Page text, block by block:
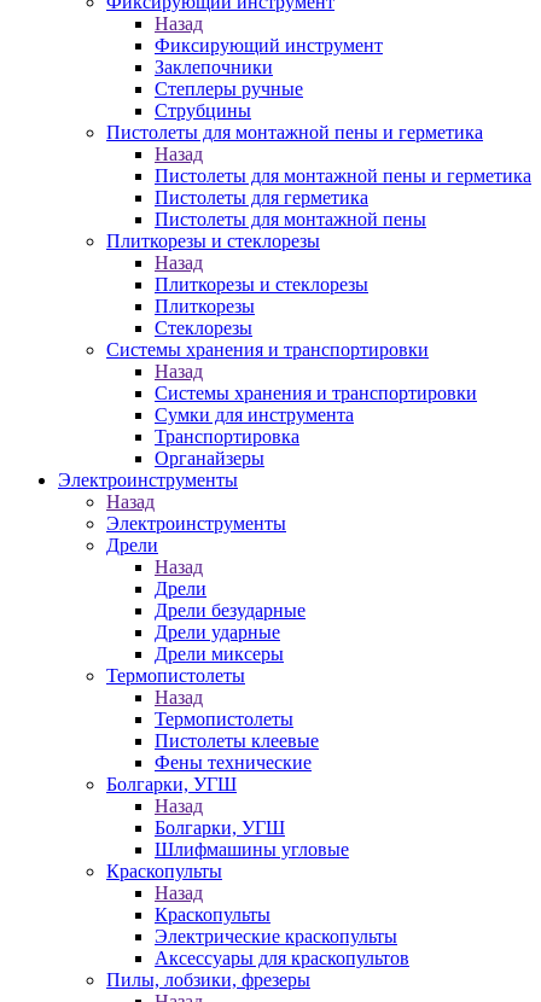
Назад
Фиксирующий инструмент
Заклепочники
Степлеры ручные
Струбцины
Пистолеты для монтажной пены и герметика
Назад
Пистолеты для монтажной пены и герметика
Пистолеты для герметика
Пистолеты для монтажной пены
Плиткорезы и стеклорезы
Назад
Плиткорезы и стеклорезы
Плиткорезы
Стеклорезы
Системы хранения и транспортировки
Назад
Системы хранения и транспортировки
Сумки для инструмента
Транспортировка
Органайзеры
Электроинструменты
Назад
Электроинструменты
Дрели
Назад
Дрели
Дрели безударные
Дрели ударные
Дрели миксеры
Термопистолеты
Назад
Термопистолеты
Пистолеты клеевые
Фены технические
Болгарки, УГШ
Назад
Болгарки, УГШ
Шлифмашины угловые
Краскопульты
Назад
Краскопульты
Электрические краскопульты
Аксессуары для краскопультов
Пилы, лобзики, фрезеры